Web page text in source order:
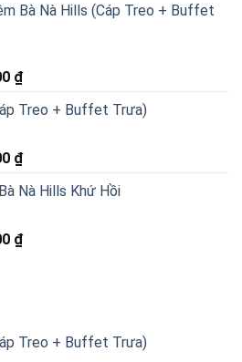
Bà Nà Hills (Cáp Treo + Buffet
₫
Treo + Buffet Trưa)
₫
Nà Hills Khứ Hồi
₫
Treo + Buffet Trưa)